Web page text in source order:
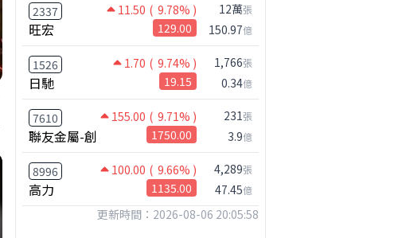
2337 11.50 ( 9.78% )
旺宏 129.00
12萬張
150.97億
1526 1.70 ( 9.74% )
日馳 19.15
1,766張
0.34億
7610 155.00 ( 9.71% )
聯友金屬-創 1750.00
231張
3.9億
8996 100.00 ( 9.66% )
高力 1135.00
4,289張
47.45億
更新時間：2026-08-06 20:05:58